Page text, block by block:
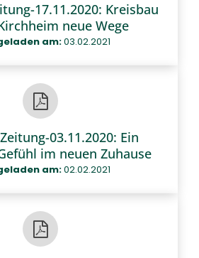
17.11.2020: Kreisbau
neue Wege
am:03.02.2021
03.11.2020: Ein
im neuen Zuhause
am:02.02.2021